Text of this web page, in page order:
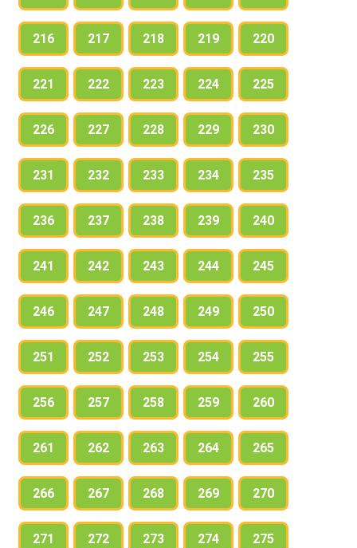
216 217 218 219 220
221 222 223 224 225
226 227 228 229 230
231 232 233 234 235
236 237 238 239 240
241 242 243 244 245
246 247 248 249 250
251 252 253 254 255
256 257 258 259 260
261 262 263 264 265
266 267 268 269 270
271 272 273 274 275